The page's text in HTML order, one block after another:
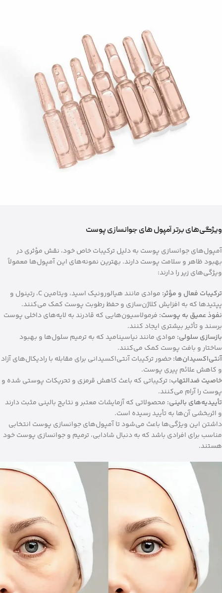
ویژگی‌های برتر آمپول‌ های جوانسازی پوست
آمپول‌های جوانسازی پوست به دلیل ترکیبات خاص خود، نقش مؤثری در
بهبود ظاهر و سلامت پوست دارند. بهترین نمونه‌های این آمپول‌ها معمولاً
ویژگی‌های زیر را دارند:
ترکیبات فعال و مؤثر:
موادی مانند هیالورونیک اسید، ویتامین C، رتینول و
پپتیدها که به افزایش کلاژن‌سازی و حفظ رطوبت پوست کمک می‌کنند.
نفوذ عمیق به پوست: فرمولاسیون‌هایی که قادرند به لایه‌های داخلی پوست
برسند و تأثیر بیشتری ایجاد کنند.
بازسازی سلولی: موادی مانند نیاسینامید که به ترمیم سلول‌ها و بهبود
ساختار و بافت پوست کمک می‌کنند.
آنتی‌اکسیدان‌ها:حضور ترکیبات آنتی‌اکسیدانی برای مقابله با رادیکال‌های آزاد
و کاهش علائم پیری پوست.
خاصیت ضدالتهاب:ترکیباتی که باعث کاهش قرمزی و تحریکات پوستی شده و
پوست را آرام می‌کنند.
تأییدیه‌های بالینی: محصولاتی که آزمایشات معتبر و نتایج بالینی مثبت دارند
و اثربخشی آن‌ها به تأیید رسیده است.
داشتن این ویژگی‌ها باعث می‌شود تا آمپول‌های جوانسازی پوست انتخابی
مناسب برای افرادی باشد که به دنبال شادابی، ترمیم و جوانسازی پوست خود
هستند.